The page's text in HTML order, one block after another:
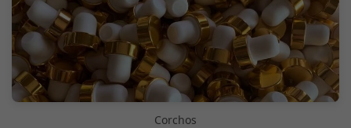
Corchos